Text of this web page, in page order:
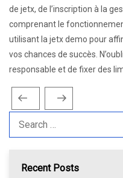
de jetx, de l’inscription à la
comprenant le
utilisant la jetx demo pour
vos chances de succès.
responsable et de fixer des
Post
navigation
Previous
Post
Next
Post
Recent Posts